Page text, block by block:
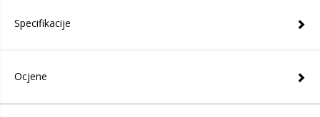
Specifikacije
Ocjene